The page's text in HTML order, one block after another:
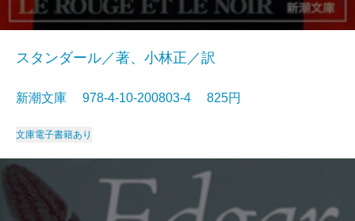
スタンダール／著、小林正／訳
新潮文庫 978-4-10-200803-4 825円
文庫電子書籍あり